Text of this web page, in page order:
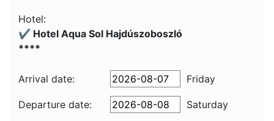
Hotel:
✔️ Hotel Aqua Sol Hajdúszoboszló
****
Arrival date: Friday
Departure date:
Saturday